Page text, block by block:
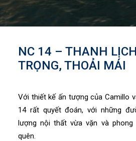
NC 14 – THANH
TRỌNG, THOẢI MÁI
Với thiết kế ấn tượng của Camillo
14 rất quyết đoán, với những
lượng nội thất vừa vặn và
quên.